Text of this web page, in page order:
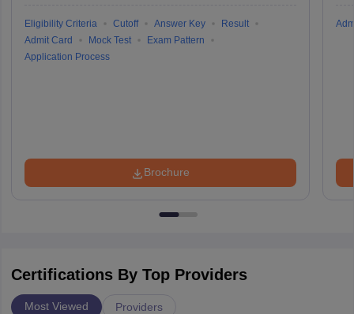
Eligibility Criteria Cutoff Answer Key
Result
Admit Card
Mock Test
Exam Pattern
Application Process
Brochure
Certifications By Top Providers
Most Viewed Providers